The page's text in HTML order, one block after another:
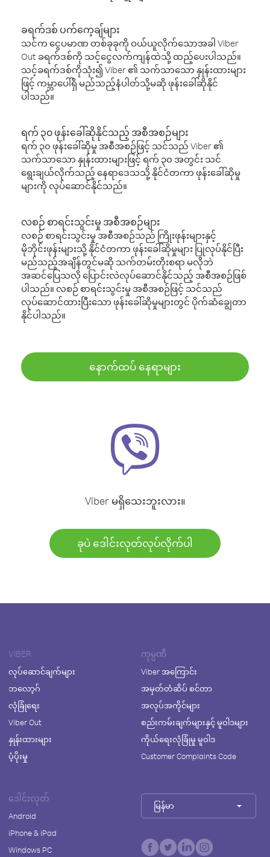
ခရက်ဒစ် ပက်ကေ့ချ်များ
သင်က ငွေပမာဏ တစ်ခုခုကို ဝယ်ယူလိုက်သောအခါ Viber
Out ခရက်ဒစ်ကို သင့်ငွေလက်ကျန်ထဲသို့ ထည့်ပေးပါသည်။
သင့်ခရက်ဒစ်ကိုသုံး၍ Viber ၏ သက်သာသော နှုန်းထားများ
ဖြင့် ကမ္ဘာပေါ်ရှိ မည်သည့်နံပါတ်သို့မဆို ဖုန်းခေါ်ဆိုနိုင်
ပါသည်။
ရက် ၃၀ ဖုန်းခေါ်ဆိုနိုင်သည့် အစီအစဉ်များ
ရက် ၃၀ ဖုန်းခေါ်ဆိုမှု အစီအစဉ်ဖြင့် သင်သည် Viber ၏
သက်သာသော နှုန်းထားများဖြင့် ရက် ၃၀ အတွင်း သင်
ရွေးချယ်လိုက်သည့် နေရာဒေသသို့ နိုင်ငံတကာ ဖုန်းခေါ်ဆိုမှု
များကို လုပ်ဆောင်နိုင်သည်။
လစဉ် စာရင်းသွင်းမှု အစီအစဉ်များ
လစဉ် စာရင်းသွင်းမှု အစီအစဉ်သည် ကြိုးဖုန်းများနှင့်
မိုဘိုင်းဖုန်းများသို့ နိုင်ငံတကာ ဖုန်းခေါ်ဆိုမှုများ ပြုလုပ်နိုင်ပြီး
မည်သည့်အချိန်တွင်မဆို သက်တမ်းတိုးစရာ မလိုဘဲ
အဆင်ပြေသလို ပြောင်းလဲလုပ်ဆောင်နိုင်သည့် အစီအစဉ်ဖြစ်
ပါသည်။ လစဉ် စာရင်းသွင်းမှု အစီအစဉ်ဖြင့် သင်သည်
လုပ်ဆောင်ထားပြီးသော ဖုန်းခေါ်ဆိုမှုများတွင် ပိုက်ဆံချွေတာ
နိုင်ပါသည်။
နောက်ထပ် နေရာများ
Viber မရှိသေးဘူးလား။
ခုပဲ ဒေါင်းလုတ်လုပ်လိုက်ပါ
VIBER
လုပ်ဆောင်ချက်များ
ဘလော့ဂ်
လုံခြုံရေး
Viber Out
နှုန်းထားများ
ပံ့ပိုးမှု
ကုမ္ပဏီ
Viber အကြောင်း
အမှတ်တံဆိပ် စင်တာ
အလုပ်အကိုင်များ
စည်းကမ်းချက်များနှင့် မူဝါဒများ
ကိုယ်ရေးလုံခြုံမှု မူဝါဒ
Customer Complaints Code
ဒေါင်းလုတ်
Android
iPhone & iPad
Windows PC
မြန်မာ